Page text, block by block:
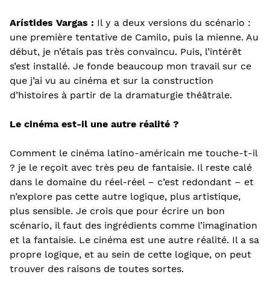
Arístides Vargas : Il y a deux versions du scénario :
une première tentative de Camilo, puis la mienne. Au
début, je n’étais pas très convaincu. Puis, l’intérêt
s’est installé. Je fonde beaucoup mon travail sur ce
que j’ai vu au cinéma et sur la construction
d’histoires à partir de la dramaturgie théâtrale.
Le cinéma est-il une autre réalité ?
Comment le cinéma latino-américain me touche-t-il
? je le reçoit avec très peu de fantaisie. Il reste calé
dans le domaine du réel-réel – c’est redondant – et
n’explore pas cette autre logique, plus artistique,
plus sensible. Je crois que pour écrire un bon
scénario, il faut des ingrédients comme l’imagination
et la fantaisie. Le cinéma est une autre réalité. Il a sa
propre logique, et au sein de cette logique, on peut
trouver des raisons de toutes sortes.